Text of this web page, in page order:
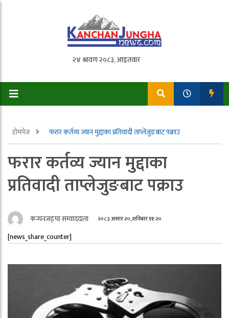
होमपेज फरार कर्तव्य ज्यान मुद्दाका प्रतिवादी ताप्लेजुङबाट पक्राउ
फरार कर्तव्य ज्यान मुद्दाका
प्रतिवादी ताप्लेजुङबाट पक्राउ
कन्चनजङ्घा सम्वाददाता २०८३ असार २०, शनिबार ११:२०
[news_share_counter]